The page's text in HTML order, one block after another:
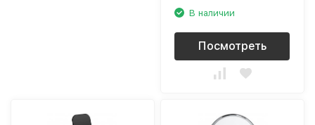
В наличии
Посмотреть